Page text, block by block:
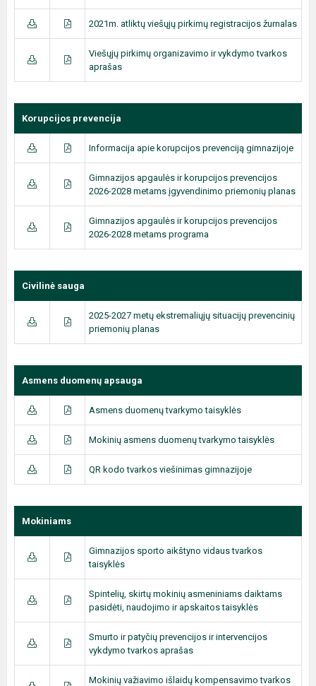
2021m. atliktų viešųjų pirkimų registracijos žurnalas
Viešųjų pirkimų organizavimo ir vykdymo tvarkos
aprašas
Korupcijos prevencija
Informacija apie korupcijos prevenciją gimnazijoje
Gimnazijos apgaulės ir korupcijos prevencijos
2026-2028 metams įgyvendinimo priemonių planas
Gimnazijos apgaulės ir korupcijos prevencijos
2026-2028 metams programa
Civilinė sauga
2025-2027 metų ekstremaliųjų situacijų prevencinių
priemonių planas
Asmens duomenų apsauga
Asmens duomenų tvarkymo taisyklės
Mokinių asmens duomenų tvarkymo taisyklės
QR kodo tvarkos viešinimas gimnazijoje
Mokiniams
Gimnazijos sporto aikštyno vidaus tvarkos
taisyklės
Spintelių, skirtų mokinių asmeniniams daiktams
pasidėti, naudojimo ir apskaitos taisyklės
Smurto ir patyčių prevencijos ir intervencijos
vykdymo tvarkos aprašas
Mokinių važiavimo išlaidų kompensavimo tvarkos